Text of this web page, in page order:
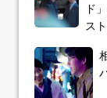
ド
ス